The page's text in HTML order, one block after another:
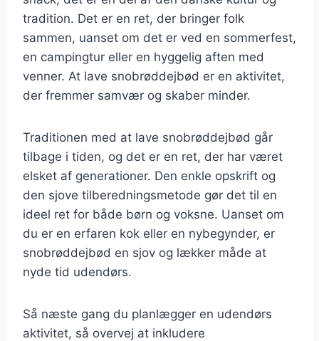
tradition. Det er en ret, der bringer folk
sammen, uanset om det er ved en sommerfest,
en campingtur eller en hyggelig aften med
venner. At lave snobrøddejbød er en aktivitet,
der fremmer samvær og skaber minder.
Traditionen med at lave snobrøddejbød går
tilbage i tiden, og det er en ret, der har været
elsket af generationer. Den enkle opskrift og
den sjove tilberedningsmetode gør det til en
ideel ret for både børn og voksne. Uanset om
du er en erfaren kok eller en nybegynder, er
snobrøddejbød en sjov og lækker måde at
nyde tid udendørs.
Så næste gang du planlægger en udendørs
aktivitet, så overvej at inkludere